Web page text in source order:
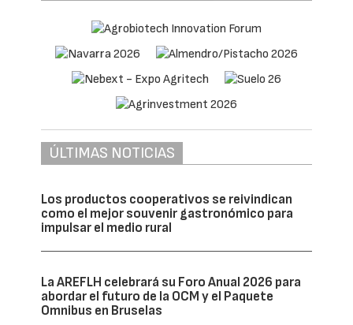
ÚLTIMAS NOTICIAS
Los productos cooperativos se reivindican
como el mejor souvenir gastronómico para
impulsar el medio rural
La AREFLH celebrará su Foro Anual 2026 para
abordar el futuro de la OCM y el Paquete
Omnibus en Bruselas